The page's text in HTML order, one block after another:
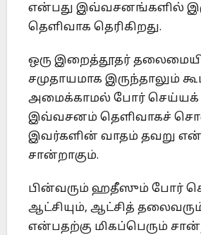
என்பது இவ்வசனங்களில்
தெளிவாக தெரிகிறது.
ஒரு இறைத்தூதர்
சமுதாயமாக இருந்தாலும்
அமைக்காமல் போர் செய்யக்
இவ்வசனம் தெளிவாகச்
இவர்களின் வாதம் தவறு
சான்றாகும்.
பின்வரும் ஹதீஸும் போர்
ஆட்சியும், ஆட்சித்
என்பதற்கு மிகப்பெரும்